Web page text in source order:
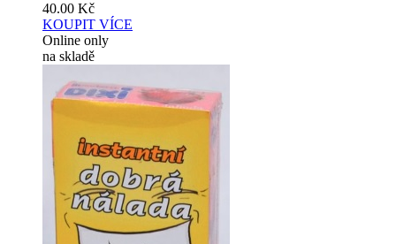
40.00 Kč
KOUPIT VÍCE
Online only
na skladě